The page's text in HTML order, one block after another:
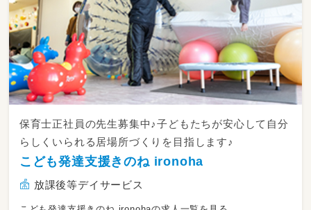
保育士正社員の先生募集中♪子どもたちが安心して自分
らしくいられる居場所づくりを目指します♪
こども発達支援きのね ironoha
放課後等デイサービス